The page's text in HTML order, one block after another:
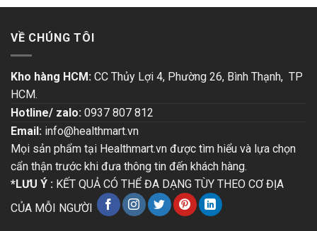
VỀ CHÚNG TÔI
Kho hàng HCM: CC Thủy Lợi 4, Phường 26, Bình Thạnh, TP
HCM.
Hotline/ zalo: 0937 807 812
Email: info@healthmart.vn
Mọi sản phẩm tại Healthmart.vn được tìm hiểu và lựa chọn
cẩn thận trước khi đưa thông tin đến khách hàng.
*LƯU Ý : KẾT QUẢ CÓ THỂ ĐA DẠNG TÙY THEO CƠ ĐỊA
CỦA MỖI NGƯỜI